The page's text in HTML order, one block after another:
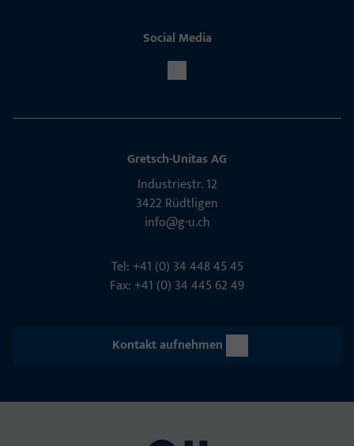
Social Media
Gretsch-Unitas AG
Indu­s­triestr. 12
3422 Rüdt­ligen
info@g-u.ch
Tel: +41 (0) 34 448 45 45
Fax: +41 (0) 34 445 62 49
Kontakt aufnehmen